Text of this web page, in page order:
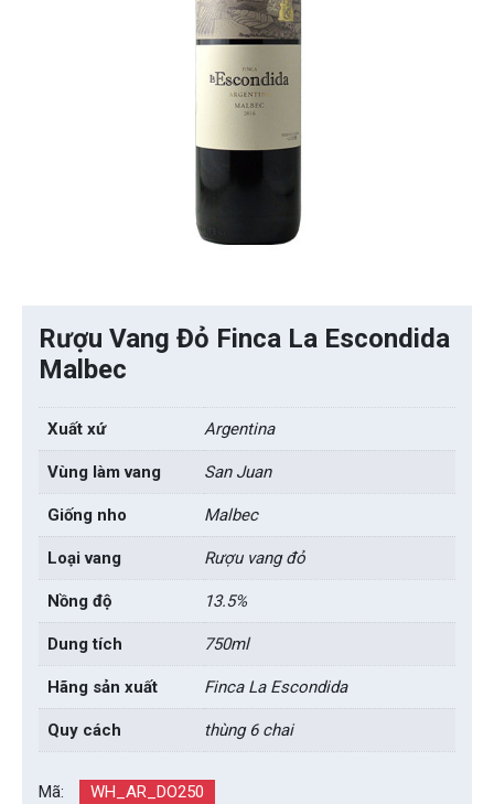
Rượu Vang Đỏ Finca La Escondida
Malbec
Xuất xứ Argentina
Vùng làm vang San Juan
Giống nho Malbec
Loại vang Rượu vang đỏ
Nồng độ 13.5%
Dung tích 750ml
Hãng sản xuất Finca La Escondida
Quy cách thùng 6 chai
Mã: WH_AR_DO250